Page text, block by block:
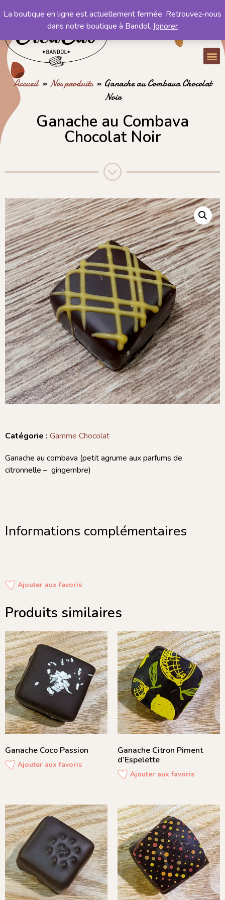
Mon compte
Accueil» Nos produits» Ganache au Combava Chocolat
Noir
Ganache au Combava
Chocolat Noir
Catégorie : Gamme Chocolat
Ganache au combava (petit agrume aux parfums de
citronnelle – gingembre)
Informations complémentaires
Ajouter aux favoris
Produits similaires
Ganache Coco Passion
Ajouter aux favoris
Ganache Citron Piment
d’Espelette
Ajouter aux favoris
La boutique en ligne est actuellement fermée. Retrouvez-nous
dans notre boutique à Bandol. Ignorer